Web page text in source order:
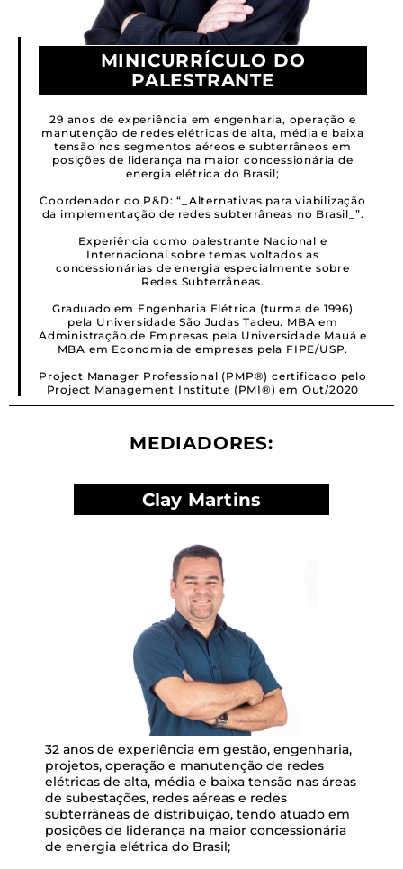
MINICURRÍCULO DO
PALESTRANTE
29 anos de experiência em engenharia, operação e
manutenção de redes elétricas de alta, média e baixa
tensão nos segmentos aéreos e subterrâneos em
posições de liderança na maior concessionária de
energia elétrica do Brasil;
Coordenador do P&D: “_Alternativas para viabilização
da implementação de redes subterrâneas no Brasil_”.
Experiência como palestrante Nacional e
Internacional sobre temas voltados as
concessionárias de energia especialmente sobre
Redes Subterrâneas.
Graduado em Engenharia Elétrica (turma de 1996)
pela Universidade São Judas Tadeu. MBA em
Administração de Empresas pela Universidade Mauá e
MBA em Economia de empresas pela FIPE/USP.
Project Manager Professional (PMP®) certificado pelo
Project Management Institute (PMI®) em Out/2020
MEDIADORES:
Clay Martins
32 anos de experiência em gestão, engenharia,
projetos, operação e manutenção de redes
elétricas de alta, média e baixa tensão nas áreas
de subestações, redes aéreas e redes
subterrâneas de distribuição, tendo atuado em
posições de liderança na maior concessionária
de energia elétrica do Brasil;